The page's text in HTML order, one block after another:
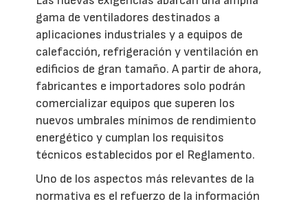
gama de ventiladores destinados a
aplicaciones industriales y a equipos de
calefacción, refrigeración y ventilación en
edificios de gran tamaño. A partir de ahora,
fabricantes e importadores solo podrán
comercializar equipos que superen los
nuevos umbrales mínimos de rendimiento
energético y cumplan los requisitos
técnicos establecidos por el Reglamento.
Uno de los aspectos más relevantes de la
normativa es el refuerzo de la información